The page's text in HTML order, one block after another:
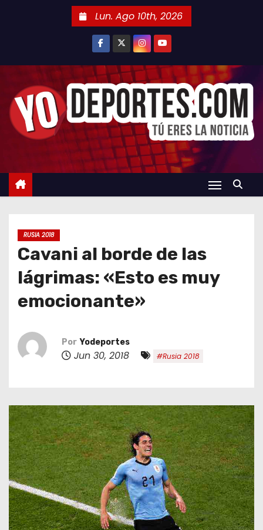
n
Lun. Ago 10th, 2026
RUSIA 2018
Cavani al borde de las
lágrimas: «Esto es muy
emocionante»
Por Yodeportes
Jun 30, 2018 #Rusia 2018